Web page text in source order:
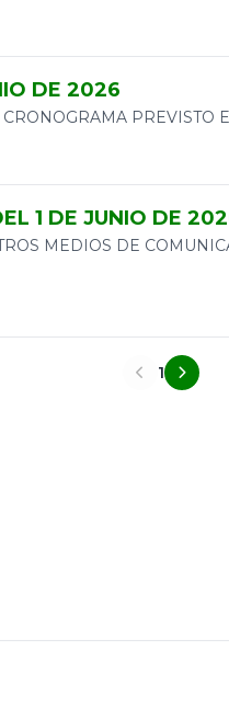
DE 2026
PREVISTO
1 DE JUNIO DE
MEDIOS DE
1